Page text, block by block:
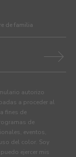
autorizo
a proceder al
fines de
de
eventos,
del color. Soy
ejercer mis